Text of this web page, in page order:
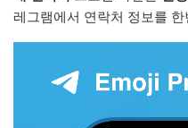
레그램에서 연락처 정보를